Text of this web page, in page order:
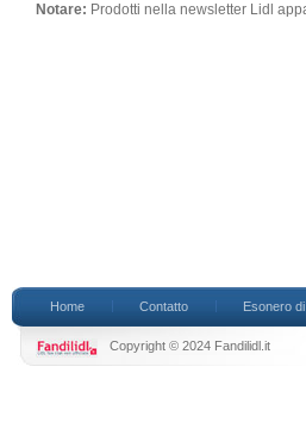
Notare: Prodotti nella newsletter Lidl
Home Contatto Esonero
Copyright © 2024 Fandilidl.it